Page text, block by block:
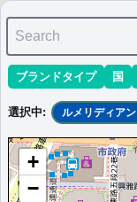
マリオット最新情報ホ
1 - 1 件 / 全 1 件
並び替え: 最低価格
Search
ブランドタイプ 国
選択中: ルメリディア
+
−